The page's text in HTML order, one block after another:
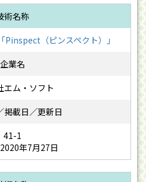
Pinspect（ピンスペクト）」
エム・ソフト
41-1
年7月27日